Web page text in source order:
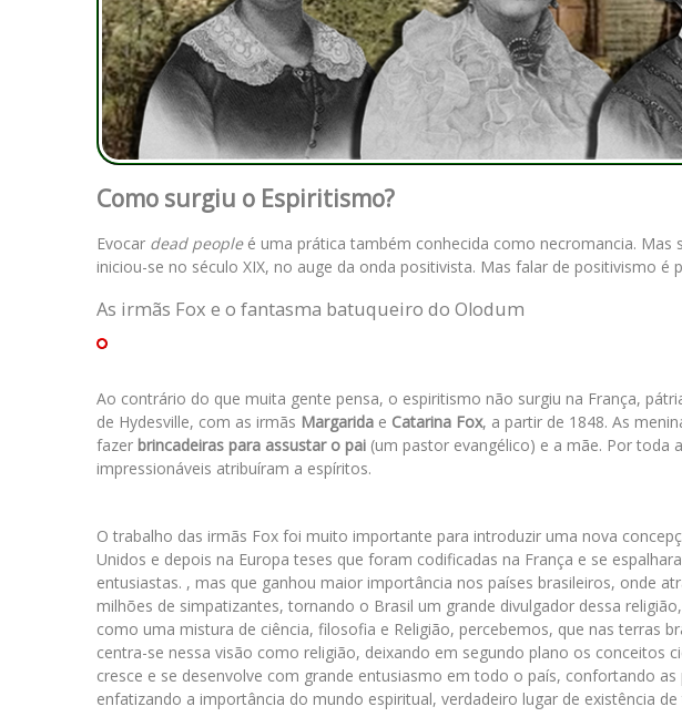
Como surgiu o Espiritismo?
Evocar dead peopleé uma prática também conhecida como necromancia. Mas
iniciou-se no século XIX, no auge da onda positivista. Mas falar de positivismo
As irmãs Fox e o fantasma batuqueiro do Olodum
Ao contrário do que muita gente pensa, o espiritismo não surgiu na França,
de Hydesville, com as irmãs Margarida e Catarina Fox, a partir de 1848. As
fazer brincadeiras para assustar o pai (um pastor evangélico) e a mãe. Por toda
impressionáveis atribuíram a espíritos.
O trabalho das irmãs Fox foi muito importante para introduzir uma nova
Unidos e depois na Europa teses que foram codificadas na França e se
entusiastas. , mas que ganhou maior importância nos países brasileiros, onde
milhões de simpatizantes, tornando o Brasil um grande divulgador dessa
como uma mistura de ciência, filosofia e Religião, percebemos, que nas terras
centra-se nessa visão como religião, deixando em segundo plano os conceitos
cresce e se desenvolve com grande entusiasmo em todo o país, confortando
enfatizando a importância do mundo espiritual, verdadeiro lugar de existência